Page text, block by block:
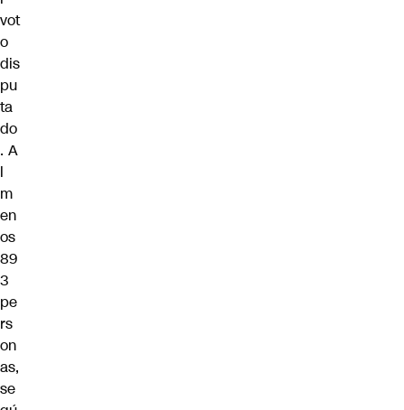
vot
o
dis
pu
ta
do
. A
l
m
en
os
89
3
pe
rs
on
as,
se